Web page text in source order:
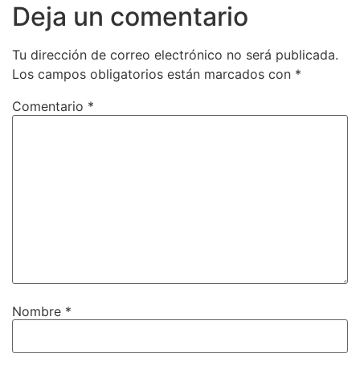
Deja un comentario
Tu dirección de correo electrónico no será publicada.
Los campos obligatorios están marcados con *
Comentario *
Nombre *